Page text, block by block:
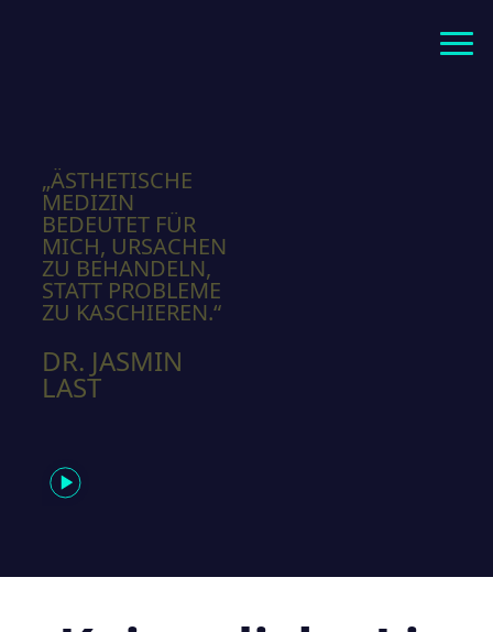
„ÄSTHETISCHE
MEDIZIN
BEDEUTET FÜR
MICH, URSACHEN
ZU BEHANDELN,
STATT PROBLEME
ZU KASCHIEREN.“
DR. JASMIN
LAST